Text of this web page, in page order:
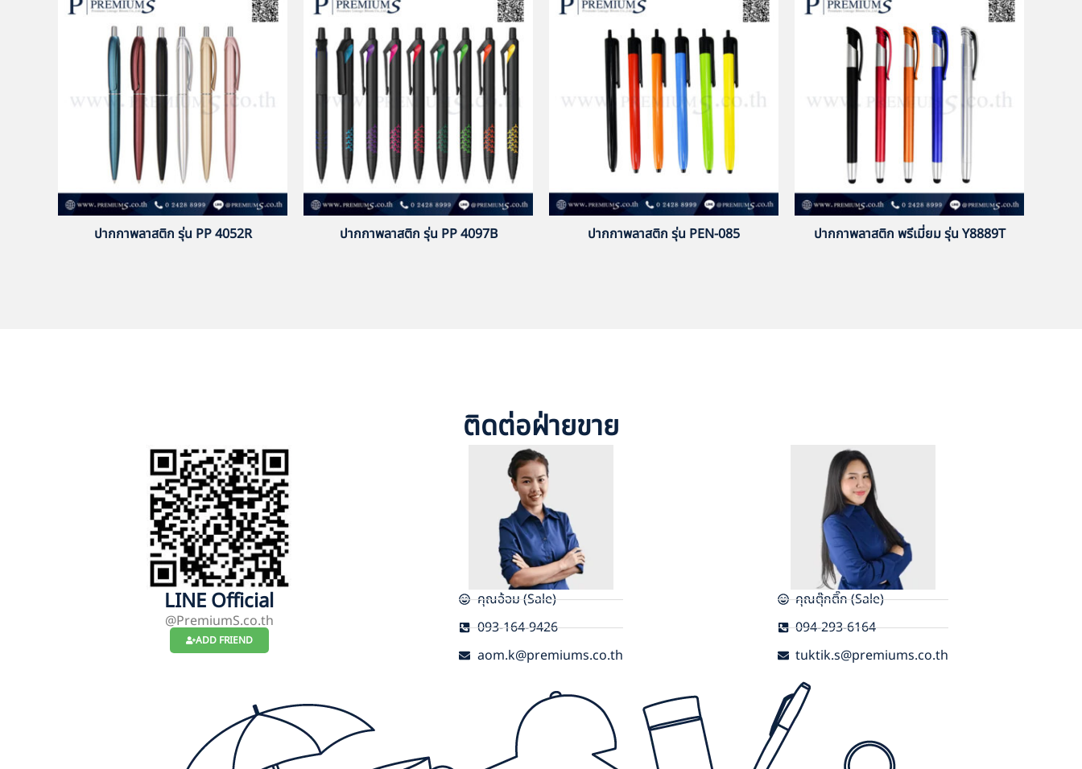
ปากกาพลาสติก รุ่น PP 4052R ปากกาพลาสติก รุ่น PP 4097B ปากกาพลาสติก รุ่น PEN-085 ปากกาพลาสติก พรีเมี่ยม รุ่น Y8889T
ติดต่อฝ่ายขาย
LINE Official
@PremiumS.co.th
ADD FRIEND
คุณอ้อม (Sale)
093-164-9426
aom.k@premiums.co.th
คุณตุ๊กติ๊ก (Sale)
094-293-6164
tuktik.s@premiums.co.th